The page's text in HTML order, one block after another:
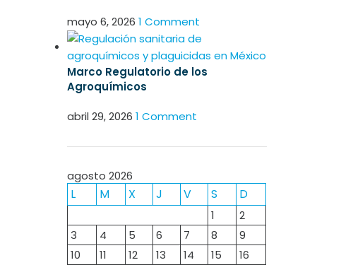
mayo 6, 2026 1 Comment
Marco Regulatorio de los
Agroquímicos
abril 29, 2026 1 Comment
agosto 2026
L M X J V S D
1
2
3
4 5 6 7 8
9
10
11 12 13 14 15
16